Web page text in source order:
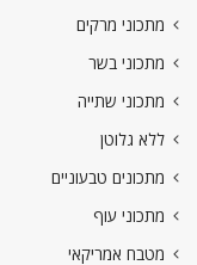
מתכוני מרקים
מתכוני בשר
מתכוני שתייה
ללא גלוטן
מתכונים טבעוניים
מתכוני עוף
מטבח אמריקאי